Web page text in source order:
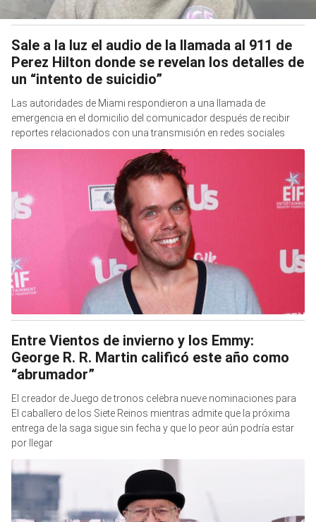
Sale a la luz el audio de la llamada al 911 de
Perez Hilton donde se revelan los detalles de
un “intento de suicidio”
Las autoridades de Miami respondieron a una llamada de
emergencia en el domicilio del comunicador después de recibir
reportes relacionados con una transmisión en redes sociales
Entre Vientos de invierno y los Emmy:
George R. R. Martin calificó este año como
“abrumador”
El creador de Juego de tronos celebra nueve nominaciones para
El caballero de los Siete Reinos mientras admite que la próxima
entrega de la saga sigue sin fecha y que lo peor aún podría estar
por llegar